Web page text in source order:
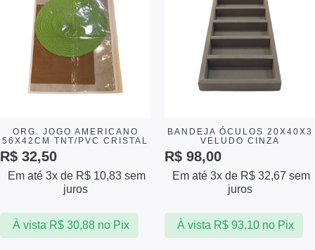
ORG. JOGO AMERICANO
56X42CM TNT/PVC CRISTAL
R$ 32,50
Em até 3x de R$ 10,83 sem
juros
À vista R$30,88 no Pix
BANDEJA ÓCULOS 20X40X3
VELUDO CINZA
R$ 98,00
Em até 3x de R$ 32,67 sem
juros
À vista R$93,10 no Pix